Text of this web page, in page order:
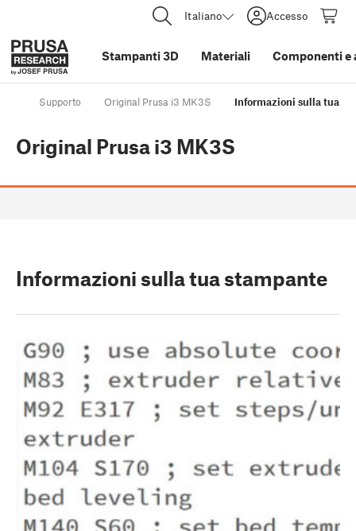
Italiano Accesso
Stampanti 3D Materiali Componenti e
Supporto Original Prusa i3 MK3S Informazioni sulla tua
Original Prusa i3 MK3S
Informazioni sulla tua stampante